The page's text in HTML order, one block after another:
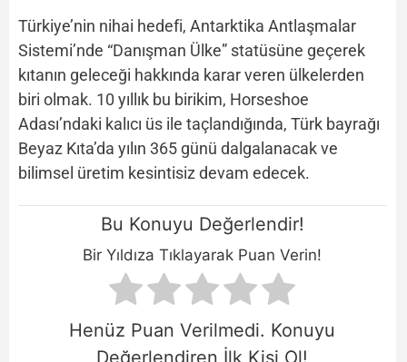
Türkiye’nin nihai hedefi, Antarktika Antlaşmalar
Sistemi’nde “Danışman Ülke” statüsüne geçerek
kıtanın geleceği hakkında karar veren ülkelerden
biri olmak. 10 yıllık bu birikim, Horseshoe
Adası’ndaki kalıcı üs ile taçlandığında, Türk bayrağı
Beyaz Kıta’da yılın 365 günü dalgalanacak ve
bilimsel üretim kesintisiz devam edecek.
Bu Konuyu Değerlendir!
Bir Yıldıza Tıklayarak Puan Verin!
Henüz Puan Verilmedi. Konuyu